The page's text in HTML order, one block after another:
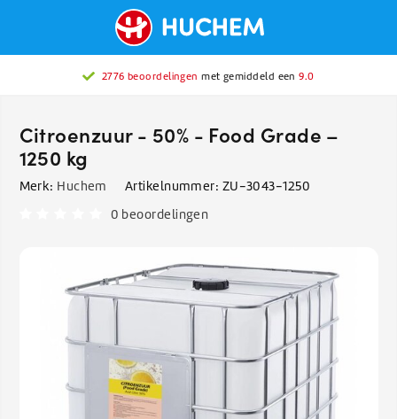
2776 beoordelingen met gemiddeld een9.0
Citroenzuur - 50% - Food Grade –
1250 kg
Merk: Huchem Artikelnummer: ZU-3043-1250
0 beoordelingen